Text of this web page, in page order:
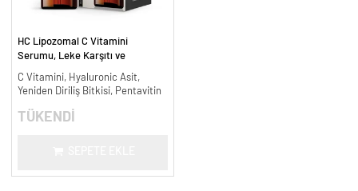
HC Lipozomal C Vitamini
Serumu, Leke Karşıtı ve
C Vitamini, Hyaluronic Asit,
Yeniden Diriliş Bitkisi, Pentavitin
TÜKENDİ